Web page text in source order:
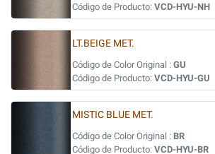
Código de Producto: VCD-HYU-NH
LT.BEIGE MET.
Código de Color Original : GU
Código de Producto: VCD-HYU-GU
MISTIC BLUE MET.
Código de Color Original : BR
Código de Producto: VCD-HYU-BR